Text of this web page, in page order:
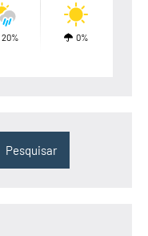
20% 0%
Pesquisar